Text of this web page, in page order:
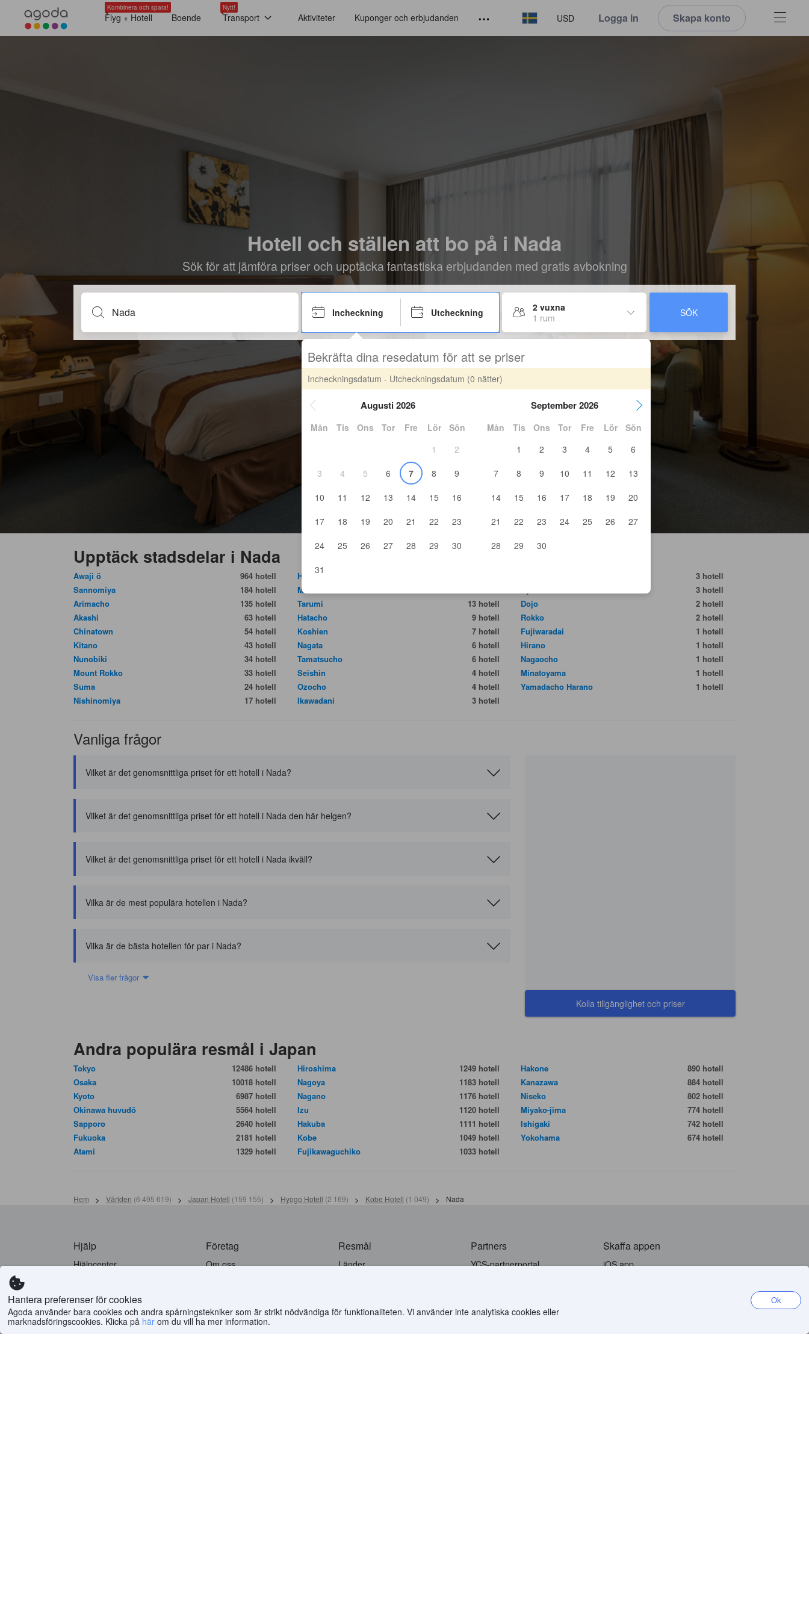
Hantera preferenser för cookies
Agoda använder bara cookies och andra spårningstekniker som är strikt nödvändiga för funktionaliteten. Vi använder inte analytiska cookies eller
marknadsföringscookies. Klicka på här om du vill ha mer information.
Ok
Kombinera och spara!
Flyg + Hotell Boende
Nytt!
Transport Aktiviteter Kuponger och erbjudanden USD Logga in Skapa konto
Hotell och ställen att bo på i Nada
Sök för att jämföra priser och upptäcka fantastiska erbjudanden med gratis avbokning
Incheckning Utcheckning
2 vuxna
1 rum
SÖK
Bekräfta dina resedatum för att se priser
Incheckningsdatum - Utcheckningsdatum (0 nätter)
Augusti 2026
Mån Tis Ons Tor Fre Lör
Sön
1
2
3
4 5 6 7 8
9
10
11 12 13 14 15
16
17
18 19 20 21 22
23
24
25 26 27 28 29
30
31
September 2026
Mån Tis Ons Tor Fre Lör
Sön
1
2 3 4 5
6
7
8 9 10 11 12
13
14
15 16 17 18 19
20
21
22 23 24 25 26
27
28
29 30
Upptäck stadsdelar i Nada
Awaji ö
964 hotell
Sannomiya
184 hotell
Arimacho
135 hotell
Akashi
63 hotell
Chinatown
54 hotell
Kitano
43 hotell
Nunobiki
34 hotell
Mount Rokko
33 hotell
Suma
24 hotell
Nishinomiya
17 hotell
Haborland
Miki
Tarumi
13 hotell
Hatacho
9 hotell
Koshien
7 hotell
Nagata
6 hotell
Tamatsucho
6 hotell
Seishin
4 hotell
Ozocho
4 hotell
Ikawadani
3 hotell
3 hotell
3 hotell
Dojo
2 hotell
Rokko
2 hotell
Fujiwaradai
1 hotell
Hirano
1 hotell
Nagaocho
1 hotell
Minatoyama
1 hotell
Yamadacho Harano
1 hotell
Vanliga frågor
Vilket är det genomsnittliga priset för ett hotell i Nada?
Vilket är det genomsnittliga priset för ett hotell i Nada den här helgen?
Vilket är det genomsnittliga priset för ett hotell i Nada ikväll?
Vilka är de mest populära hotellen i Nada?
Vilka är de bästa hotellen för par i Nada?
Visa fler frågor
Kolla tillgänglighet och priser
Andra populära resmål i Japan
Tokyo
12486 hotell
Osaka
10018 hotell
Kyoto
6987 hotell
Okinawa huvudö
5564 hotell
Sapporo
2640 hotell
Fukuoka
2181 hotell
Atami
1329 hotell
Hiroshima
1249 hotell
Nagoya
1183 hotell
Nagano
1176 hotell
Izu
1120 hotell
Hakuba
1111 hotell
Kobe
1049 hotell
Fujikawaguchiko
1033 hotell
Hakone
890 hotell
Kanazawa
884 hotell
Niseko
802 hotell
Miyako-jima
774 hotell
Ishigaki
742 hotell
Yokohama
674 hotell
Hem > Världen (6 495 619) > Japan Hotell (159 155) > Hyogo Hotell (2 169) > Kobe Hotell (1 049) > Nada
Hjälp
Hjälpcenter
Sälj inte min info
Policy för cookies
Användarvillkor
Företag
Om oss
PointsMAX
Resmål
Länder
Partners
YCS-partnerportal
Agodas API-dokumentation
Skaffa appen
iOS app